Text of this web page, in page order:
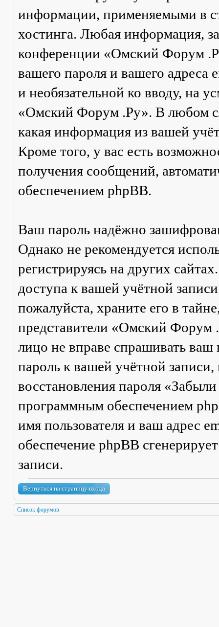
информации, применяемыми в
хостинга. Любая информация,
конференции «Омский Форум
вашего пароля и вашего адреса
и необязательной ко вводу, на
«Омский Форум .Ру». В любом
какая информация из вашей
Кроме того, у вас есть
получения сообщений,
обеспечением phpBB.
Ваш пароль надёжно
Однако не рекомендуется
регистрируясь на других
доступа к вашей учётной
пожалуйста, храните его в
представители «Омский Форум
лицо не вправе спрашивать ваш
пароль к вашей учётной
восстановления пароля
программным обеспечением
имя пользователя и ваш адрес
обеспечение phpBB
записи.
Вернуться на страницу входа
Список форумов